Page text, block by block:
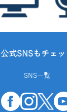
公式SNSもチェッ
SNS一覧